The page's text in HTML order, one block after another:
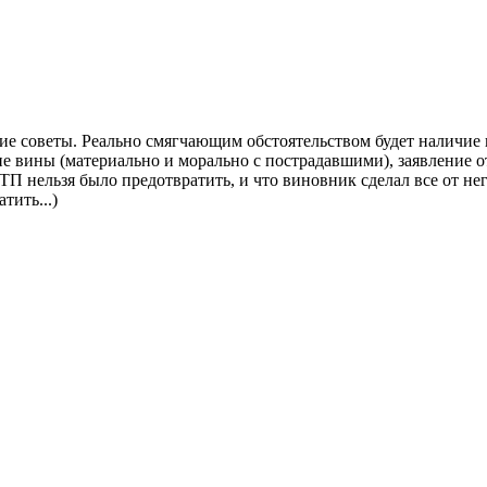
советы. Реально смягчающим обстоятельством будет
вины (материально и морально с пострадавшими),
было предотвратить, и что виновник сделал все от